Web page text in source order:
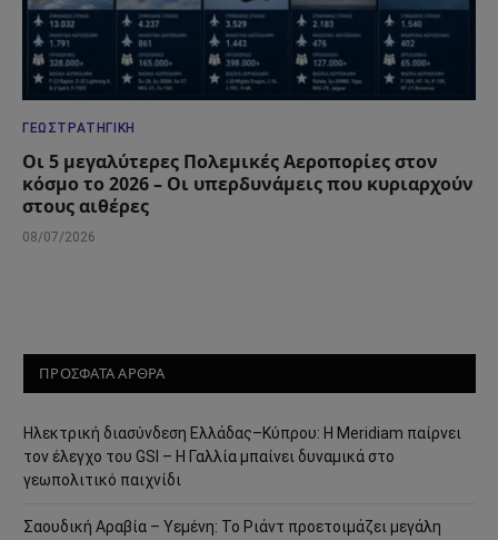
ΓΕΩΣΤΡΑΤΗΓΙΚΉ
Οι 5 μεγαλύτερες Πολεμικές Αεροπορίες στον
κόσμο το 2026 – Οι υπερδυνάμεις που κυριαρχούν
στους αιθέρες
08/07/2026
ΠΡΟΣΦΑΤΑ ΑΡΘΡΑ
Ηλεκτρική διασύνδεση Ελλάδας–Κύπρου: Η Meridiam παίρνει
τον έλεγχο του GSI – Η Γαλλία μπαίνει δυναμικά στο
γεωπολιτικό παιχνίδι
Σαουδική Αραβία – Υεμένη: Το Ριάντ προετοιμάζει μεγάλη